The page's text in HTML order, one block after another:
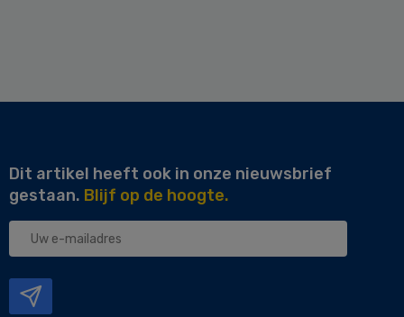
Dit artikel heeft ook in onze nieuwsbrief
gestaan. Blijf op de hoogte.
Uw